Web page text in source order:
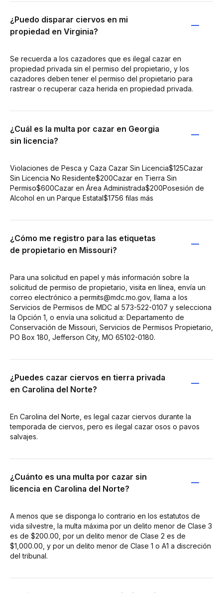
¿Puedo disparar ciervos en mi
propiedad en Virginia?
Se recuerda a los cazadores que es ilegal cazar en
propiedad privada sin el permiso del propietario, y los
cazadores deben tener el permiso del propietario para
rastrear o recuperar caza herida en propiedad privada.
¿Cuál es la multa por cazar en Georgia
sin licencia?
Violaciones de Pesca y Caza Cazar Sin Licencia$125Cazar
Sin Licencia No Residente$200Cazar en Tierra Sin
Permiso$600Cazar en Área Administrada$200Posesión de
Alcohol en un Parque Estatal$1756 filas más
¿Cómo me registro para las etiquetas
de propietario en Missouri?
Para una solicitud en papel y más información sobre la
solicitud de permiso de propietario, visita en línea, envía un
correo electrónico a permits@mdc.mo.gov, llama a los
Servicios de Permisos de MDC al 573-522-0107 y selecciona
la Opción 1, o envía una solicitud a: Departamento de
Conservación de Missouri, Servicios de Permisos Propietario,
PO Box 180, Jefferson City, MO 65102-0180.
¿Puedes cazar ciervos en tierra privada
en Carolina del Norte?
En Carolina del Norte, es legal cazar ciervos durante la
temporada de ciervos, pero es ilegal cazar osos o pavos
salvajes.
¿Cuánto es una multa por cazar sin
licencia en Carolina del Norte?
A menos que se disponga lo contrario en los estatutos de
vida silvestre, la multa máxima por un delito menor de Clase 3
es de $200.00, por un delito menor de Clase 2 es de
$1,000.00, y por un delito menor de Clase 1 o A1 a discreción
del tribunal.